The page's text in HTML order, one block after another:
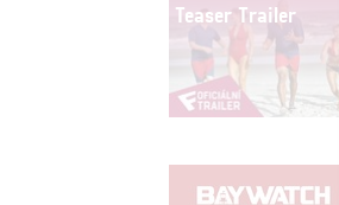
Teaser Trailer